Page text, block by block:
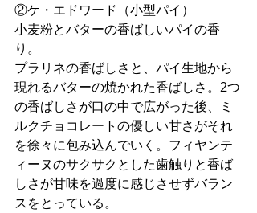
②ケ・エドワード（小型パイ）
小麦粉とバターの香ばしいパイの香
り。
プラリネの香ばしさと、パイ生地から
現れるバターの焼かれた香ばしさ。2つ
の香ばしさが口の中で広がった後、ミ
ルクチョコレートの優しい甘さがそれ
を徐々に包み込んでいく。フィヤンテ
ィーヌのサクサクとした歯触りと香ば
しさが甘味を過度に感じさせずバラン
スをとっている。